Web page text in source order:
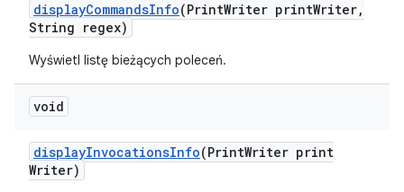
displayCommandsInfo(PrintWriter printWriter,
String regex)
Wyświetl listę bieżących poleceń.
void
displayInvocationsInfo(PrintWriter print
Writer)